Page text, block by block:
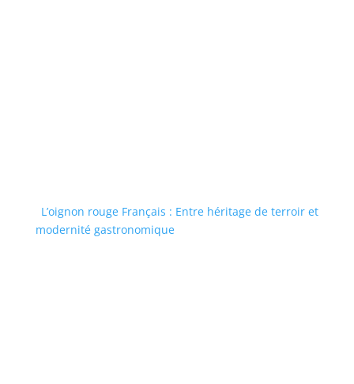
L’oignon rouge Français : Entre héritage de terroir et
modernité gastronomique